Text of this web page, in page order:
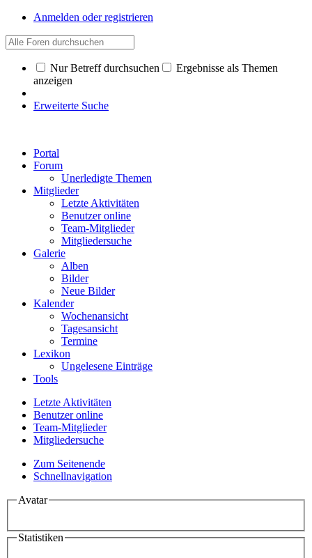
Anmelden oder registrieren
Nur Betreff durchsuchen
Ergebnisse als Themen
anzeigen
Erweiterte Suche
Portal
Forum
Unerledigte Themen
Mitglieder
Letzte Aktivitäten
Benutzer online
Team-Mitglieder
Mitgliedersuche
Galerie
Alben
Bilder
Neue Bilder
Kalender
Wochenansicht
Tagesansicht
Termine
Lexikon
Ungelesene Einträge
Tools
Letzte Aktivitäten
Benutzer online
Team-Mitglieder
Mitgliedersuche
Zum Seitenende
Schnellnavigation
Avatar
Statistiken